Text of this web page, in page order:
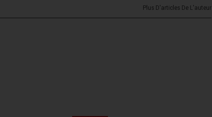
Plus D'articles De L'auteur